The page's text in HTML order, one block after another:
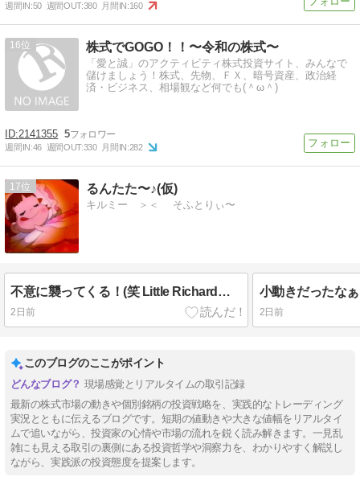
週間IN:50 週間OUT:380 月間IN:160
16 株式でGOGO！！〜令和の株式〜
「愛と誠」のアクティビティ株式投資サイト、みんなで
儲けましょう！株式、先物、ＦＸ、暗号資産、政治経
済・ビジネス、相場観など何でも(＾ω＾)
2141355 5
週間IN:46 週間OUT:330 月間IN:282
17 るんたた〜♪(仮)
キルミー ＞＜ そふとりぃ〜
不意に襲ってくる！(笑 Little Richardがぁ～♪
2日前
小動きだったな
2日前
このブログのここがポイント
現場感覚とリアルタイムの取引記録
最新の株式市場の動きや個別銘柄の投資戦略を、実践的なトレーディング
実況とともに伝えるブログです。短期の値動きや大きな値幅をリアルタイ
ムで追いながら、投資家の心情や市場の流れを鋭く読み解きます。一見乱
雑にも見える取引の裏側にある投資哲学や洞察力を、わかりやすく解説し
ながら、実践派の投資態度を提案します。